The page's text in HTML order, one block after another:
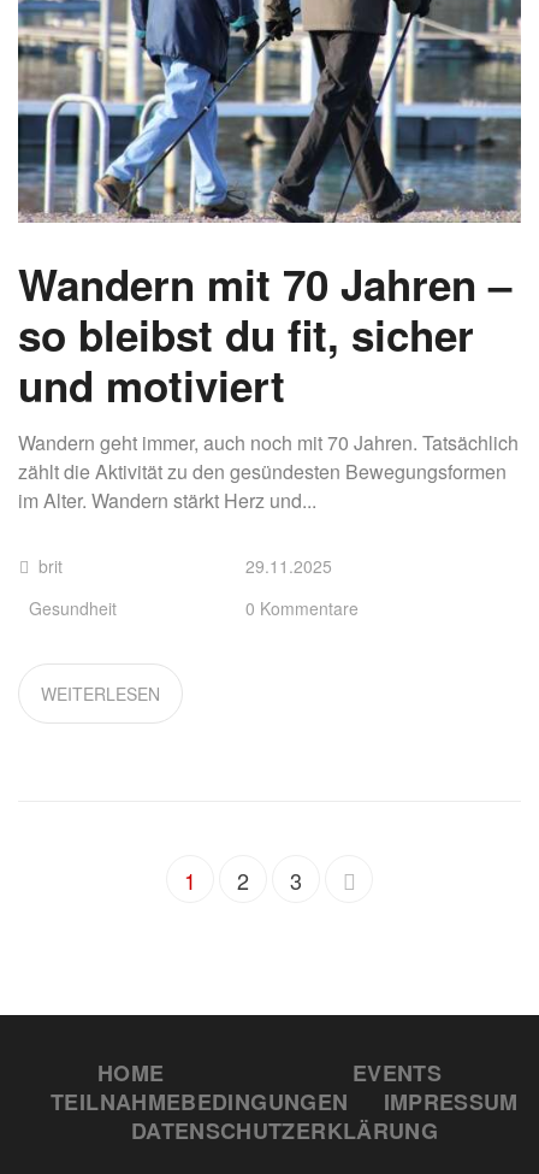
Wandern mit 70 Jahren –
so bleibst du fit, sicher
und motiviert
Wandern geht immer, auch noch mit 70 Jahren. Tatsächlich
zählt die Aktivität zu den gesündesten Bewegungsformen
im Alter. Wandern stärkt Herz und...
brit
Gesundheit
29.11.2025
0 Kommentare
WEITERLESEN
1 2 3
HOME
EVENTS
TEILNAHMEBEDINGUNGEN
IMPRESSUM
DATENSCHUTZERKLÄRUNG